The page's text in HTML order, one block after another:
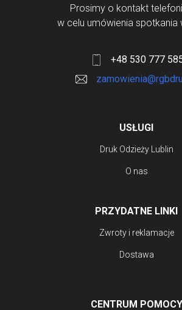
Prosimy o kontakt
w celu umówienia spotkania
+48 530 777
USŁUGI
Druk Odzieży Lublin
O nas
PRZYDATNE LINKI
Zwroty i reklamacje
Dostawa
CENTRUM POMOCY